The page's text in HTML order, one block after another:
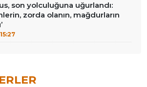
son yolculuğuna uğurlandı:
zorda olanın, mağdurların
15:27